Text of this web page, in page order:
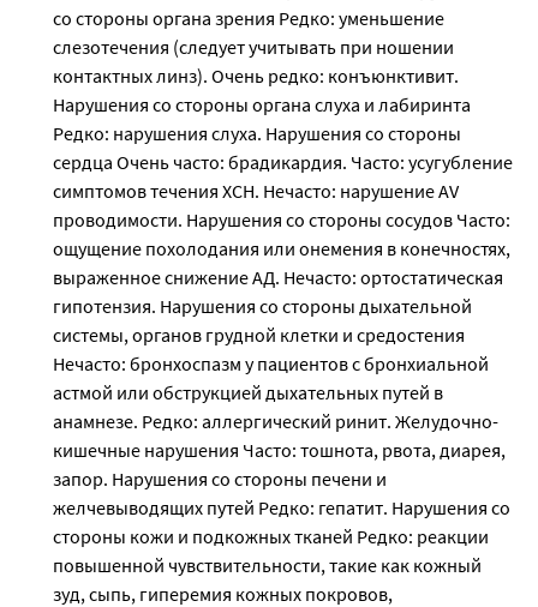
со стороны органа зрения Редко: уменьшение
слезотечения (следует учитывать при ношении
контактных линз). Очень редко: конъюнктивит.
Нарушения со стороны органа слуха и лабиринта
Редко: нарушения слуха. Нарушения со стороны
сердца Очень часто: брадикардия. Часто: усугубление
симптомов течения ХСН. Нечасто: нарушение AV
проводимости. Нарушения со стороны сосудов Часто:
ощущение похолодания или онемения в конечностях,
выраженное снижение АД. Нечасто: ортостатическая
гипотензия. Нарушения со стороны дыхательной
системы, органов грудной клетки и средостения
Нечасто: бронхоспазм у пациентов с бронхиальной
астмой или обструкцией дыхательных путей в
анамнезе. Редко: аллергический ринит. Желудочно-
кишечные нарушения Часто: тошнота, рвота, диарея,
запор. Нарушения со стороны печени и
желчевыводящих путей Редко: гепатит. Нарушения со
стороны кожи и подкожных тканей Редко: реакции
повышенной чувствительности, такие как кожный
зуд, сыпь, гиперемия кожных покровов,